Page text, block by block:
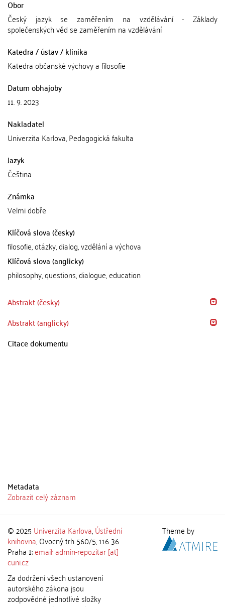
Obor
Český jazyk se zaměřením na vzdělávání - Základy
společenských věd se zaměřením na vzdělávání
Katedra / ústav / klinika
Katedra občanské výchovy a filosofie
Datum obhajoby
11. 9. 2023
Nakladatel
Univerzita Karlova, Pedagogická fakulta
Jazyk
Čeština
Známka
Velmi dobře
Klíčová slova (česky)
filosofie, otázky, dialog, vzdělání a výchova
Klíčová slova (anglicky)
philosophy, questions, dialogue, education
Abstrakt (česky)
Abstrakt (anglicky)
Citace dokumentu
Metadata
Zobrazit celý záznam
© 2025 Univerzita Karlova,Ústřední
knihovna, Ovocný trh 560/5, 116 36
Praha 1;email: admin-repozitar [at]
cuni.cz
Za dodržení všech ustanovení
autorského zákona jsou
zodpovědné jednotlivé složky
Theme by